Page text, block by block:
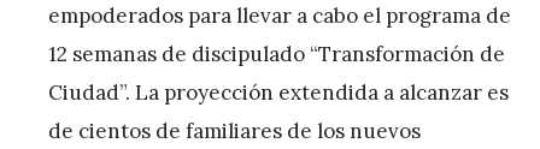
empoderados para llevar a cabo el programa de
12 semanas de discipulado “Transformación de
Ciudad”. La proyección extendida a alcanzar es
de cientos de familiares de los nuevos